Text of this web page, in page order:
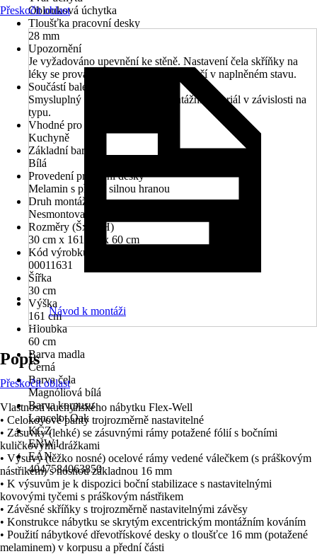
Oblouková úchytka
Tloušťka pracovní desky
28 mm
Upozornění
Je vyžadováno upevnění ke stěně. Nastavení čela skříňky na
léky se provádí pomocí relingových tyčí v naplněném stavu.
Součástí balení
Smysluplný montážní návod, montážní materiál v závislosti na
typu.
Vhodné pro prostory
Kuchyně
Základní barva
Bílá
Provedení pracovní desky
Melamin s přední silnou hranou
Druh montáže
Nesmontované
Rozměry (ŠxVxH)
30 cm x 161 cm x 60 cm
Kód výrobku
00011631
Šířka
30 cm
Výška
161 cm
Hloubka
60 cm
Barva madla
Černá
Barva čela
Magnóliová bílá
Barva korpusu
Lancelot Oak
KČZ
ENW1
EAN
4047584063850
Přeskočit oblast
Návod k montáži
Popis
Přeskočit oblast
Vlastnosti kuchyňského nábytku Flex-Well
• Celokovové panty trojrozměrně nastavitelné
• Zásuvky (lehké) se zásuvnými rámy potažené fólií s bočními
kuličkovými drážkami
• Výsuvy (těžko nosné) ocelové rámy vedené válečkem (s práškovým
nástřikem) s nosnou základnou 16 mm
• K výsuvům je k dispozici boční stabilizace s nastavitelnými
kovovými tyčemi s práškovým nástřikem
• Závěsné skříňky s trojrozměrně nastavitelnými závěsy
• Konstrukce nábytku se skrytým excentrickým montážním kováním
• Použití nábytkové dřevotřískové desky o tloušťce 16 mm (potažené
melaminem) v korpusu a přední části